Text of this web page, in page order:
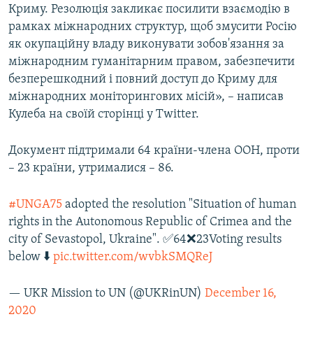
Криму. Резолюція закликає посилити взаємодію в
рамках міжнародних структур, щоб змусити Росію
як окупаційну владу виконувати зобов'язання за
міжнародним гуманітарним правом, забезпечити
безперешкодний і повний доступ до Криму для
міжнародних моніторингових місій», – написав
Кулеба на своїй сторінці у Twitter.
Документ підтримали 64 країни-члена ООН, проти
– 23 країни, утрималися – 86.
#UNGA75 adopted the resolution "Situation of human
rights in the Autonomous Republic of Crimea and the
city of Sevastopol, Ukraine". ✅64❌23Voting results
below ⬇️ pic.twitter.com/wvbkSMQReJ
— UKR Mission to UN (@UKRinUN) December 16,
2020